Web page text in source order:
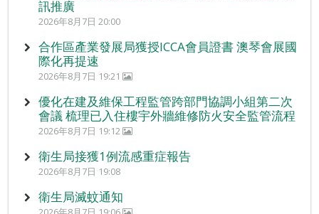
訊推廣
2026年8月7日 20:00
合作區產業發展局獲授ICCA會員證書 澳琴會展國
際化再提速
2026年8月7日 19:21
優化在建及維保工程監管跨部門協調小組第二次
會議 梳理已入住樓宇外牆維修防火安全監管流程
2026年8月7日 19:12
衛生局接獲1例流感重症報告
2026年8月7日 19:08
衛生局滅蚊通知